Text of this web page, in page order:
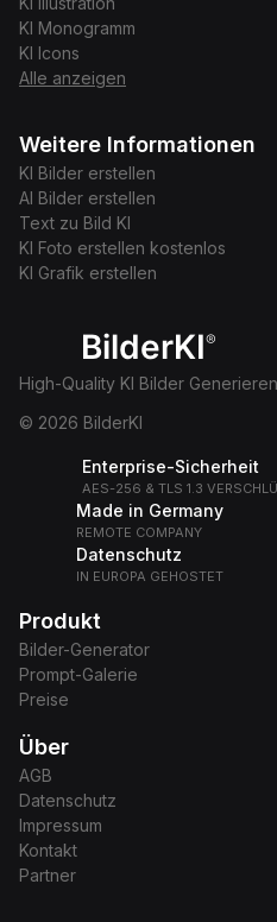
KI Monogramm
KI
Icons
Alle anzeigen
Weitere Informationen
KI Bilder erstellen
AI Bilder erstellen
Text zu Bild KI
KI Foto erstellen kostenlos
KI Grafik erstellen
BilderKI®
High-Quality KI Bilder
© 2026 BilderKI
Enterprise-Sicherheit
AES-256 & TLS 1.3
Made in Germany
REMOTE COMPANY
Datenschutz
IN EUROPA GEHOSTET
Produkt
Bilder-Generator
Prompt-Galerie
Preise
Über
AGB
Datenschutz
Impressum
Kontakt
Partner